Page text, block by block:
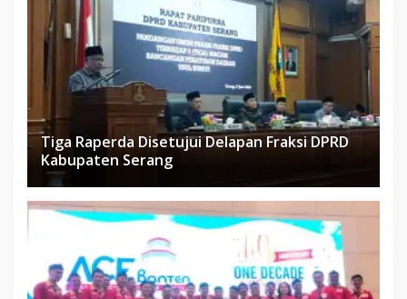
Tiga Raperda Disetujui Delapan Fraksi DPRD
Kabupaten Serang